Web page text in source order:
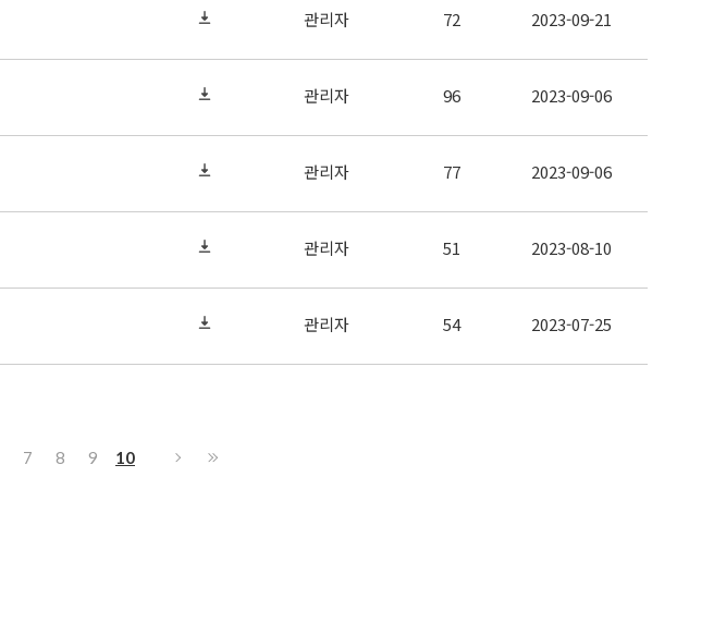
관리자 72 2023-09-21
관리자 96 2023-09-06
관리자 77 2023-09-06
관리자 51 2023-08-10
관리자 54 2023-07-25
7 8 9 10